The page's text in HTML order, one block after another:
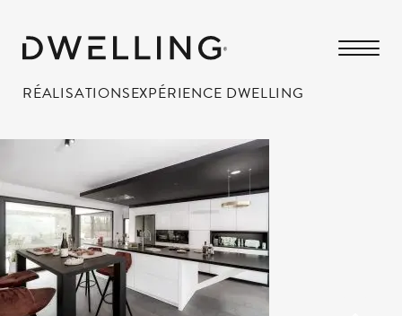
RÉALISATIONSEXPÉRIENCE DWELLING